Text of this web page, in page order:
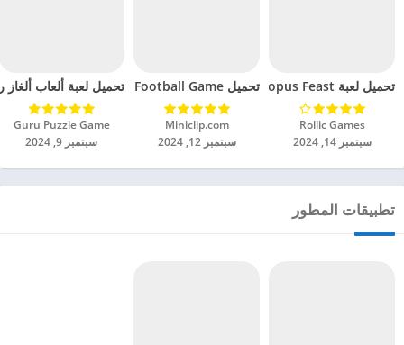
تحميل لعبة Octopus Feast مهكرة للاندرويد 2024
Rollic Games‏
سبتمبر 14, 2024
تحميل Soccer Hero PvP Football Game مهكرة للاندرويد 2024
Miniclip.com‏
سبتمبر 12, 2024
تحميل لعبة ألعاب ألغاز
Guru Puzzle Game‏
سبتمبر 9, 2024
تطبيقات المطور